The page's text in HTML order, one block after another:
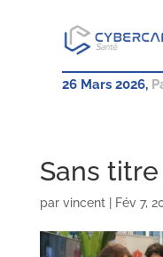
26 Mars 2026,
Sans titre
par vincent| Fév 7,